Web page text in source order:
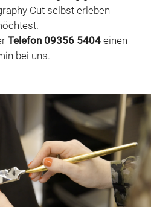
Cut selbst erleben
Telefon 09356 5404einen
bei uns.